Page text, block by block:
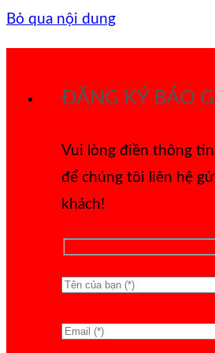
Bỏ qua nội dung
ĐĂNG KÝ BÁO
Vui lòng điền thông
để chúng tôi liên hệ
khách!